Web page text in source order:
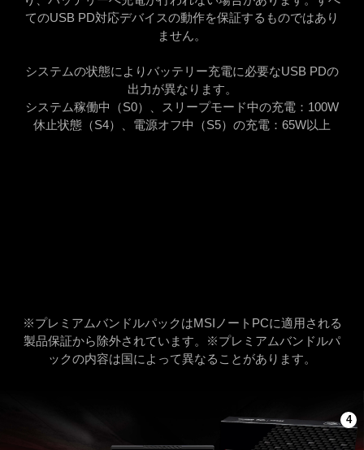
てのUSB PD対応デバイスの動作を保証するものではあり
ません。
システムの状態によりバッテリー充電に必要なUSB PDの
出力が異なります。
システム稼働中（S0）、スリープモード中の充電：100W
休止状態（S4）、電源オフ中（S5）の充電：65W以上
※プレミアムバンドルパックはMSIノートPCに適用される
製品保証から除外されています。※プレミアムバンドルパ
ックの内容は国によって異なることがあります。
4